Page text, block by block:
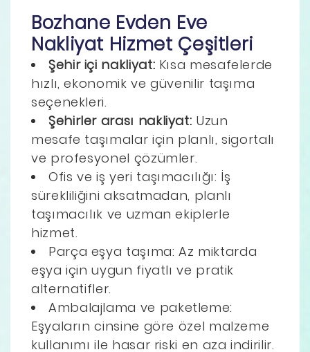
Bozhane Evden Eve
Nakliyat Hizmet Çeşitleri
Şehir içi nakliyat: Kısa mesafelerde
hızlı, ekonomik ve güvenilir taşıma
seçenekleri.
Şehirler arası nakliyat: Uzun
mesafe taşımalar için planlı, sigortalı
ve profesyonel çözümler.
Ofis ve iş yeri taşımacılığı: İş
sürekliliğini aksatmadan, planlı
taşımacılık ve uzman ekiplerle
hizmet.
Parça eşya taşıma: Az miktarda
eşya için uygun fiyatlı ve pratik
alternatifler.
Ambalajlama ve paketleme:
Eşyaların cinsine göre özel malzeme
kullanımı ile hasar riski en aza indirilir.